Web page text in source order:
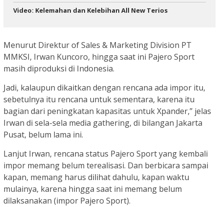
Video: Kelemahan dan Kelebihan All New Terios
Menurut Direktur of Sales & Marketing Division PT
MMKSI, Irwan Kuncoro, hingga saat ini Pajero Sport
masih diproduksi di Indonesia.
Jadi, kalaupun dikaitkan dengan rencana ada impor itu,
sebetulnya itu rencana untuk sementara, karena itu
bagian dari peningkatan kapasitas untuk Xpander,” jelas
Irwan di sela-sela media gathering, di bilangan Jakarta
Pusat, belum lama ini.
Lanjut Irwan, rencana status Pajero Sport yang kembali
impor memang belum terealisasi. Dan berbicara sampai
kapan, memang harus dilihat dahulu, kapan waktu
mulainya, karena hingga saat ini memang belum
dilaksanakan (impor Pajero Sport).